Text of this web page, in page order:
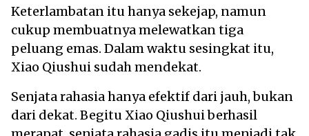
Keterlambatan itu hanya sekejap, namun
cukup membuatnya melewatkan tiga
peluang emas. Dalam waktu sesingkat itu,
Xiao Qiushui sudah mendekat.
Senjata rahasia hanya efektif dari jauh, bukan
dari dekat. Begitu Xiao Qiushui berhasil